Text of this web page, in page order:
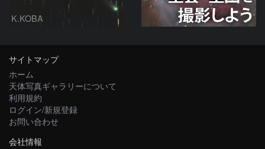
K.KOBA
サイトマップ
ホーム
天体写真ギャラリーについて
利用規約
ログイン/新規登録
お問い合わせ
会社情報